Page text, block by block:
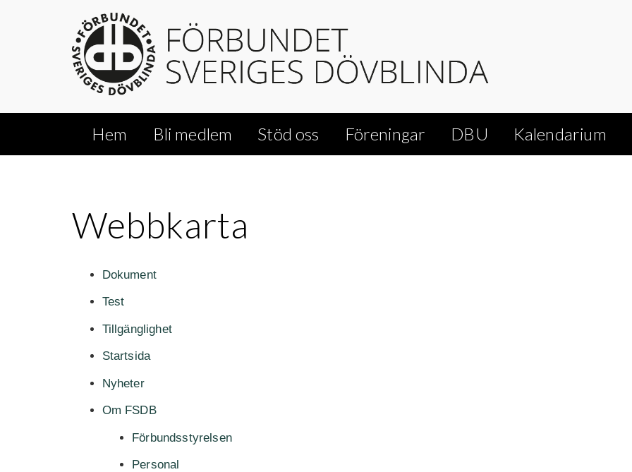
Hem Bli medlem Stöd oss Föreningar DBU Kalendarium
Webbkarta
Dokument
Test
Tillgänglighet
Startsida
Nyheter
Om FSDB
Förbundsstyrelsen
Personal